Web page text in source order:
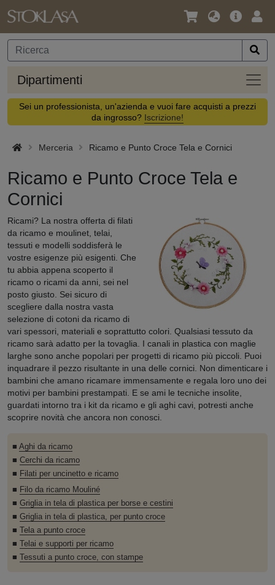
Lingua
Valuta
Offerta
Dipartimenti
Sei un professionista, un'azienda e vuoi fare acquisti a prezzi
da ingrosso? Iscrizione!
Merceria Ricamo e Punto Croce Tela e Cornici
Ricamo e Punto Croce Tela e
Cornici
Ricami? La nostra offerta di filati
da ricamo e moulinet, telai,
tessuti e modelli soddisferà le
vostre esigenze più esigenti. Che
tu abbia appena scoperto il
ricamo o ricami da anni, sei nel
posto giusto. Sei sicuro di
scegliere dalla nostra vasta
selezione di cotoni da ricamo di
vari spessori, materiali e soprattutto colori. Qualsiasi tessuto da
ricamo sarà adatto per la tovaglia. I canali in plastica con maglie
larghe sono anche popolari per progetti di ricamo più piccoli. Puoi
inquadrare il pezzo risultante in una delle cornici. Non dimenticare i
bambini che amano ricamare immensamente e regala loro uno dei
motivi per bambini prestampati. E se ami le tecniche insolite,
guardati intorno tra i kit da ricamo e gli aghi cavi, potresti anche
scoprire novità che ancora non conosci.
■ Aghi da ricamo
■ Cerchi da ricamo
■ Filati per uncinetto e ricamo
■ Filo da ricamo Mouliné
■ Griglia in tela di plastica per borse e cestini
■ Griglia in tela di plastica, per punto croce
■
Tela a punto croce
■
Telai e supporti per ricamo
■
Tessuti a punto croce, con stampe